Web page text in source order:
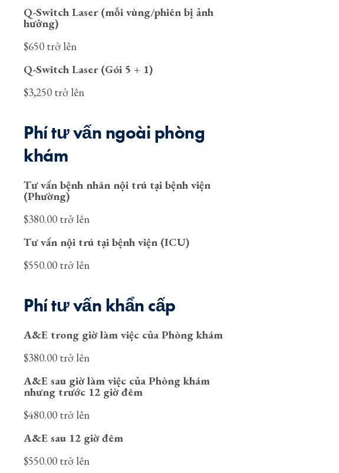
Q-Switch Laser (mỗi vùng/phiên bị ảnh
hưởng)
$650 trở lên
Q-Switch Laser (Gói 5 + 1)
$3,250 trở lên
Phí tư vấn ngoài phòng
khám
Tư vấn bệnh nhân nội trú tại bệnh viện
(Phường)
$380.00 trở lên
Tư vấn nội trú tại bệnh viện (ICU)
$550.00 trở lên
Phí tư vấn khẩn cấp
A&E trong giờ làm việc của Phòng khám
$380.00 trở lên
A&E sau giờ làm việc của Phòng khám
nhưng trước 12 giờ đêm
$480.00 trở lên
A&E sau 12 giờ đêm
$550.00 trở lên